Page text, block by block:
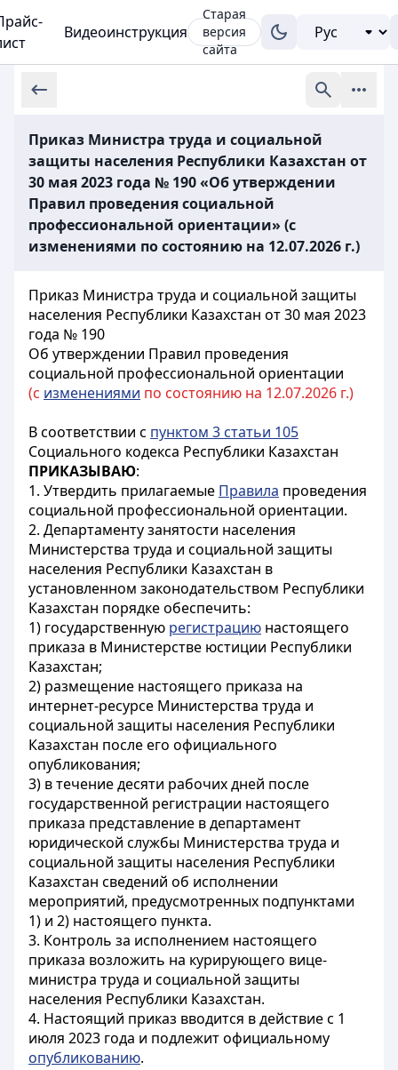
Видеоинструкция
Старая
версия
сайта
Приказ Министра труда и социальной
защиты населения Республики Казахстан от
30 мая 2023 года № 190 «Об утверждении
Правил проведения социальной
профессиональной ориентации» (с
изменениями по состоянию на 12.07.2026 г.)
Приказ Министра труда и социальной защиты
населения Республики Казахстан от 30 мая 2023
года № 190
Об утверждении Правил проведения
социальной профессиональной ориентации
(с изменениями по состоянию на 12.07.2026 г.)
В соответствии с пунктом 3 статьи 105
Социального кодекса Республики Казахстан
ПРИКАЗЫВАЮ:
1. Утвердить прилагаемые Правила проведения
социальной профессиональной ориентации.
2. Департаменту занятости населения
Министерства труда и социальной защиты
населения Республики Казахстан в
установленном законодательством Республики
Казахстан порядке обеспечить:
1) государственную регистрацию настоящего
приказа в Министерстве юстиции Республики
Казахстан;
2) размещение настоящего приказа на
интернет-ресурсе Министерства труда и
социальной защиты населения Республики
Казахстан после его официального
опубликования;
3) в течение десяти рабочих дней после
государственной регистрации настоящего
приказа представление в департамент
юридической службы Министерства труда и
социальной защиты населения Республики
Казахстан сведений об исполнении
мероприятий, предусмотренных подпунктами
1) и 2) настоящего пункта.
3. Контроль за исполнением настоящего
приказа возложить на курирующего вице-
министра труда и социальной защиты
населения Республики Казахстан.
4. Настоящий приказ вводится в действие с 1
июля 2023 года и подлежит официальному
опубликованию.